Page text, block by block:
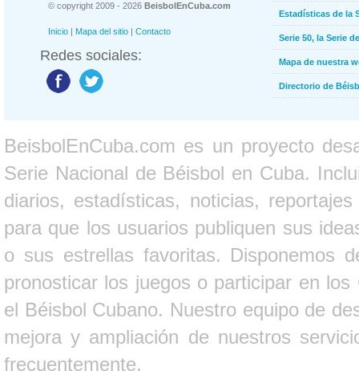
© copyright 2009 - 2026 BeisbolEnCuba.com
Inicio | Mapa del sitio | Contacto
Redes sociales:
Estadísticas de la
Serie 50, la Serie
Mapa de nuestra
Directorio de
BeisbolEnCuba.com es un proyecto
Serie Nacional de Béisbol en Cuba.
diarios, estadísticas, noticias,
para que los usuarios publiquen sus
o sus estrellas favoritas. Disponemos
pronosticar los juegos o participar en
el Béisbol Cubano. Nuestro equipo de
mejora y ampliación de nuestros
frecuentemente.